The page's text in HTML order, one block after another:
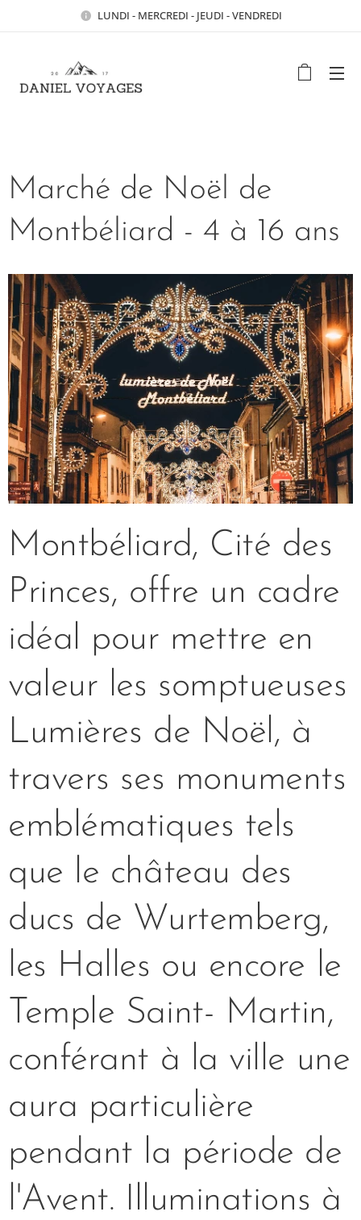
LUNDI - MERCREDI - JEUDI - VENDREDI
Marché de Noël de
Montbéliard - 4 à 16 ans
Montbéliard, Cité des
Princes, offre un cadre
idéal pour mettre en
valeur les somptueuses
Lumières de Noël, à
travers ses monuments
emblématiques tels
que le château des
ducs de Wurtemberg,
les Halles ou encore le
Temple Saint- Martin,
conférant à la ville une
aura particulière
pendant la période de
l'Avent. Illuminations à